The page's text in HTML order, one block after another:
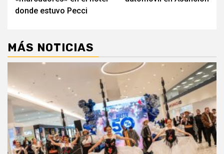
donde estuvo Pecci
MÁS NOTICIAS